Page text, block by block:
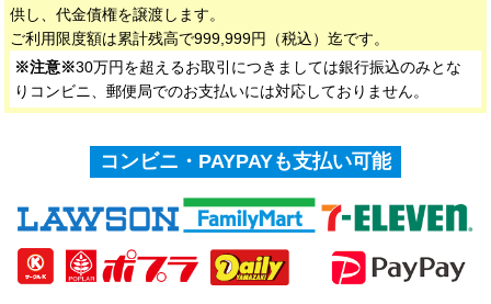
供し、代金債権を譲渡します。
ご利用限度額は累計残高で999,999円（税込）迄です。
※注意※30万円を超えるお取引につきましては銀行振込のみとな
りコンビニ、郵便局でのお支払いには対応しておりません。
コンビニ・PAYPAYも支払い可能